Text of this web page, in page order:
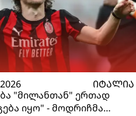
ᲘᲢᲐᲚᲘᲐ
"მილანთან" ერთად
იყო" - მოდრიჩმა